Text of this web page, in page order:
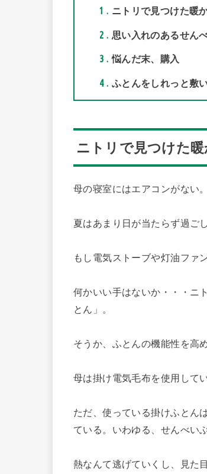
1 ニトリで見つけた暖
2 思い入れのあるせん
3 悩んだ末、購入
4 ふとんをしれっと敷
ニトリで見つけた
母の寝室にはエアコンがない。
夏はあまり日が当たらず過ご
もし電気ストーブや灯油ファ
何かいい手はないか・・・ニ
とん」。
そうか、ふとんの機能性を高
母は掛け電気毛布を使用して
ただ、使っている掛けふとん
ている。いわゆる、せんべい
熱なんて逃げていくし、見た